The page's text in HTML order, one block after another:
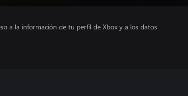
a la información de tu perfil de Xbox y a los datos